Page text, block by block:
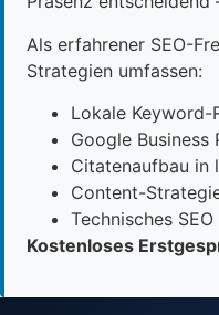
Als erfahrener SEO-
Strategien umfassen:
Lokale Keyword-
Google Business
Citatenaufbau in
Content-
Technisches
Kostenloses